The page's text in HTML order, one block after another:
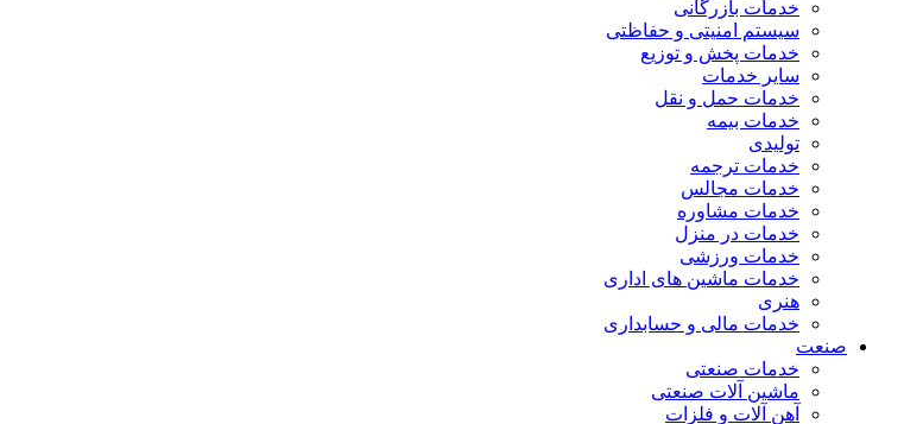
خدمات بازرگانی
سیستم امنیتی و حفاظتی
خدمات پخش و توزیع
سایر خدمات
خدمات حمل و نقل
خدمات بیمه
تولیدی
خدمات ترجمه
خدمات مجالس
خدمات مشاوره
خدمات در منزل
خدمات ورزشی
خدمات ماشین های اداری
هنری
خدمات مالی و حسابداری
صنعت
خدمات صنعتی
ماشین آلات صنعتی
آهن آلات و فلزات